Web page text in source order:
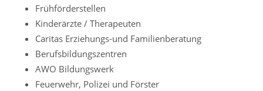
Frühförderstellen
Kinderärzte / Therapeuten
Caritas Erziehungs-und Familienberatung
Berufsbildungszentren
AWO Bildungswerk
Feuerwehr, Polizei und Förster